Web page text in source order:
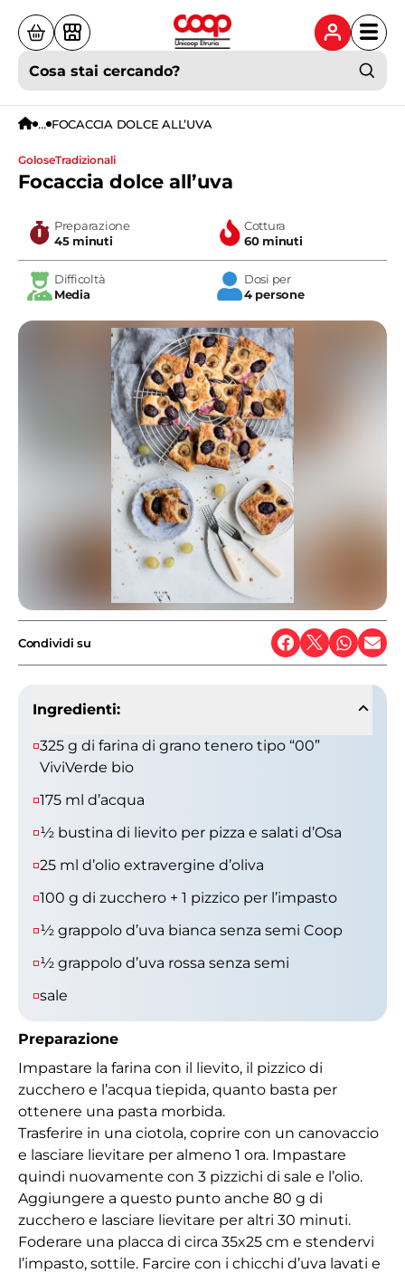
Cosa stai cercando?
... FOCACCIA DOLCE ALL’UVA
golose tradizionali
Focaccia dolce all’uva
Preparazione
45 minuti
Cottura
60 minuti
Difficoltà
Media
Dosi per
4 persone
Condividi su
Ingredienti:
325 g di farina di grano tenero tipo “00”
ViviVerde bio
175 ml d’acqua
½ bustina di lievito per pizza e salati d’Osa
25 ml d’olio extravergine d’oliva
100 g di zucchero + 1 pizzico per l’impasto
½ grappolo d’uva bianca senza semi Coop
½ grappolo d’uva rossa senza semi
sale
Preparazione
Impastare la farina con il lievito, il pizzico di
zucchero e l’acqua tiepida, quanto basta per
ottenere una pasta morbida.
Trasferire in una ciotola, coprire con un canovaccio
e lasciare lievitare per almeno 1 ora. Impastare
quindi nuovamente con 3 pizzichi di sale e l’olio.
Aggiungere a questo punto anche 80 g di
zucchero e lasciare lievitare per altri 30 minuti.
Foderare una placca di circa 35x25 cm e stendervi
l’impasto, sottile. Farcire con i chicchi d’uva lavati e